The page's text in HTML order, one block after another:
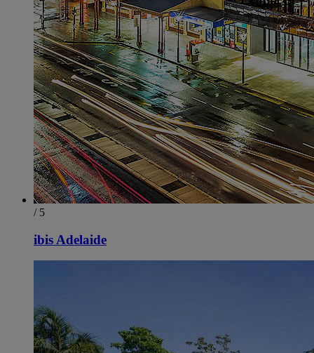
/ 5
ibis Adelaide